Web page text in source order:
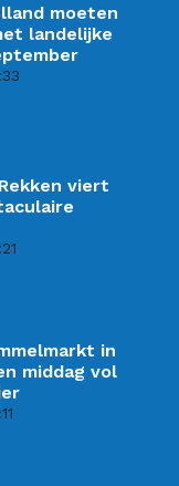
moeten
landelijke
viert
in
middag vol